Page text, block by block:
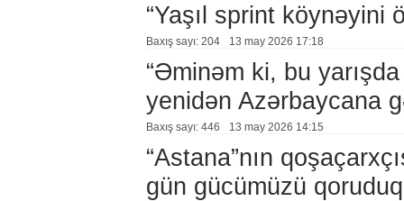
“Yaşıl sprint köynəyini
Baxış sayı: 204 13 may 2026 17:18
“Əminəm ki, bu
yenidən Azərbaycana
Baxış sayı: 446 13 may 2026 14:15
“Astana”nın
gün gücümüzü qoruduq